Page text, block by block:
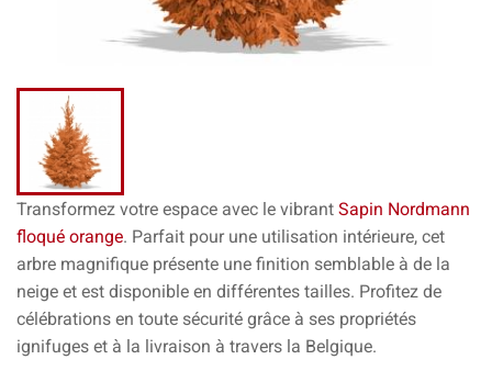
Transformez votre espace avec le vibrant Sapin Nordmann
floqué orange. Parfait pour une utilisation intérieure, cet
arbre magnifique présente une finition semblable à de la
neige et est disponible en différentes tailles. Profitez de
célébrations en toute sécurité grâce à ses propriétés
ignifuges et à la livraison à travers la Belgique.